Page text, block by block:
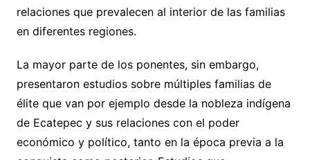
relaciones que prevalecen al interior de las familias
en diferentes regiones.
La mayor parte de los ponentes, sin embargo,
presentaron estudios sobre múltiples familias de
élite que van por ejemplo desde la nobleza indígena
de Ecatepec y sus relaciones con el poder
económico y político, tanto en la época previa a la